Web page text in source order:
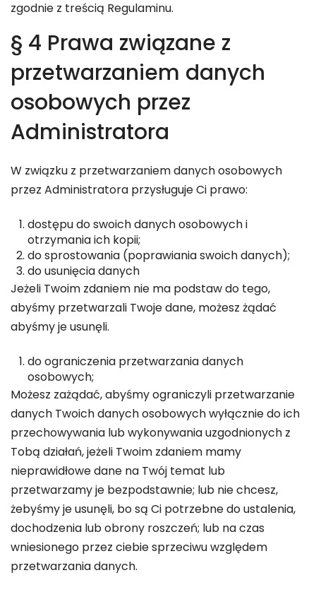
zgodnie z treścią Regulaminu.
§ 4 Prawa związane z
przetwarzaniem danych
osobowych przez
Administratora
W związku z przetwarzaniem danych osobowych
przez Administratora przysługuje Ci prawo:
dostępu do swoich danych osobowych i
otrzymania ich kopii;
do sprostowania (poprawiania swoich danych);
do usunięcia danych
Jeżeli Twoim zdaniem nie ma podstaw do tego,
abyśmy przetwarzali Twoje dane, możesz żądać
abyśmy je usunęli.
do ograniczenia przetwarzania danych
osobowych;
Możesz zażądać, abyśmy ograniczyli przetwarzanie
danych Twoich danych osobowych wyłącznie do ich
przechowywania lub wykonywania uzgodnionych z
Tobą działań, jeżeli Twoim zdaniem mamy
nieprawidłowe dane na Twój temat lub
przetwarzamy je bezpodstawnie; lub nie chcesz,
żebyśmy je usunęli, bo są Ci potrzebne do ustalenia,
dochodzenia lub obrony roszczeń; lub na czas
wniesionego przez ciebie sprzeciwu względem
przetwarzania danych.